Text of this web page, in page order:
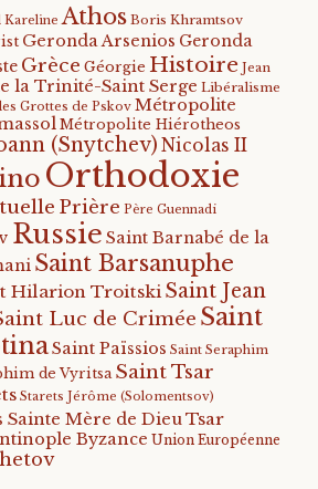
Kareline Athos Boris Khramtsov
Geronda Arsenios Geronda
Grèce Géorgie Histoire Jean
la Trinité-Saint Serge Libéralisme
Grottes de Pskov Métropolite
Métropolite Hiérotheos
(Snytchev) Nicolas II
Orthodoxie
Prière Père Guennadi
Russie Saint Barnabé de la
Saint Barsanuphe
Hilarion Troitski Saint Jean
Luc de Crimée Saint
Saint Païssios Saint Seraphim
de Vyritsa Saint Tsar
Starets Jérôme (Solomentsov)
Sainte Mère de Dieu Tsar
Byzance Union Européenne